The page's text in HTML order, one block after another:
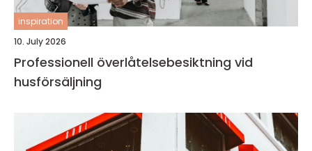
inspiration
10. July 2026
Professionell överlåtelsebesiktning vid
husförsäljning